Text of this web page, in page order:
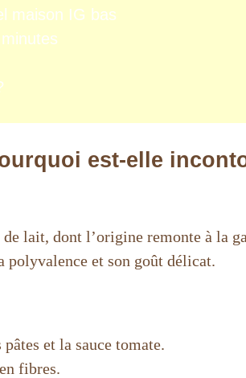
maison IG bas
est-elle
de lait, dont l’origine remonte à la
polyvalence et son goût délicat.
et la sauce tomate.
fibres.